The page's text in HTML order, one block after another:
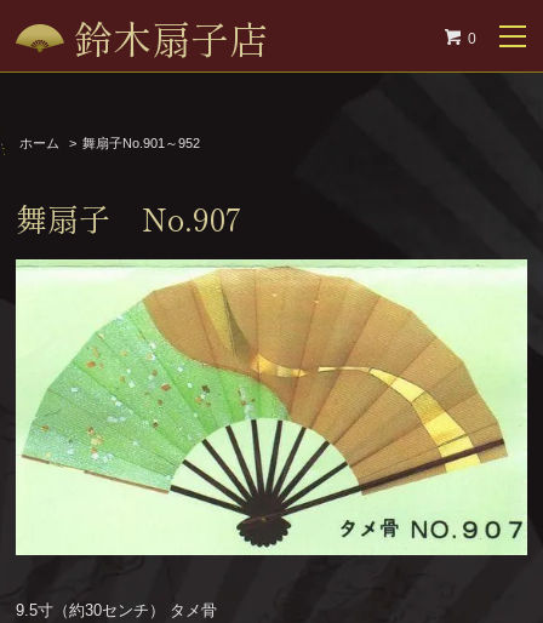
鈴木扇子店 0
ホーム > 舞扇子No.901～952
舞扇子 No.907
9.5寸（約30センチ） タメ骨